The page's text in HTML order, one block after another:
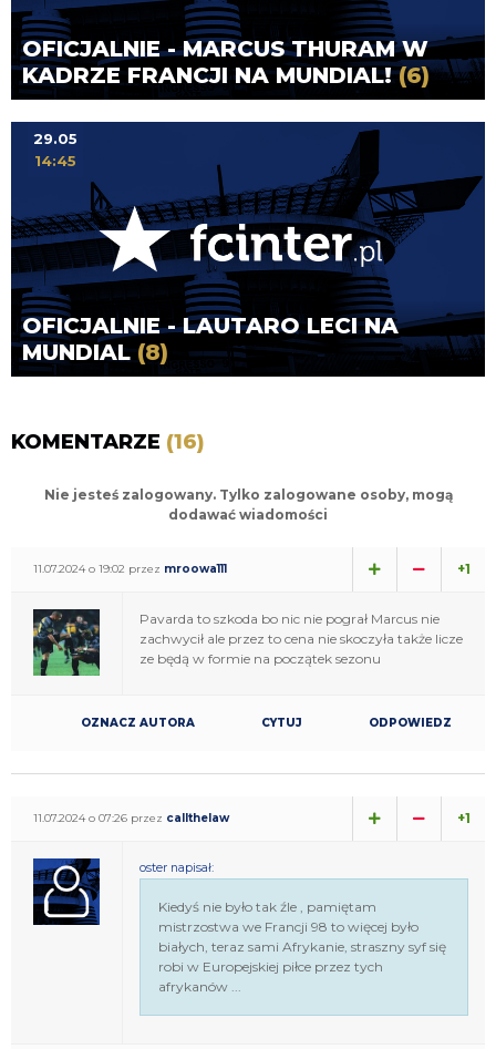
OFICJALNIE - MARCUS THURAM W
KADRZE FRANCJI NA MUNDIAL!(6)
OFICJALNIE - LAUTARO LECI NA
MUNDIAL (8)
29.05
14:45
KOMENTARZE (16)
Nie jesteś zalogowany. Tylko zalogowane osoby, mogą
dodawać wiadomości
11.07.2024 o 19:02 przez mroowa111 +1
Pavarda to szkoda bo nic nie pograł Marcus nie
zachwycił ale przez to cena nie skoczyła także licze
ze będą w formie na początek sezonu
OZNACZ AUTORA CYTUJ ODPOWIEDZ
11.07.2024 o 07:26 przez callthelaw +1
oster napisał:
Kiedyś nie było tak źle , pamiętam
mistrzostwa we Francji 98 to więcej było
białych, teraz sami Afrykanie, straszny syf się
robi w Europejskiej piłce przez tych
afrykanów ...